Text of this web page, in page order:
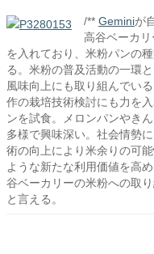
/** Geminiが
高谷ベーカ
を入れており、米粉パンの
る。米粉の普及活動の一環
風味向上にも取り組んでい
作の栽培技術検討にも力を
ンを試食。メロンパンやき
多様で興味深い。社会情勢
術の向上により米余りの可
ような新たな利用価値を高
谷ベーカリーの米粉への取
と言える。